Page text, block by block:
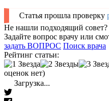
Статья прошла проверку
Не нашли подходящий совет?
Задайте вопрос врачу или
задать ВОПРОС Поиск врача
Рейтинг статьи:
оценок нет)
Загрузка...